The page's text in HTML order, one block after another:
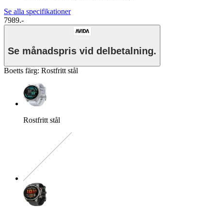
Se alla specifikationer
7989.-
Se månadspris vid delbetalning.
Boetts färg: Rostfritt stål
Rostfritt stål